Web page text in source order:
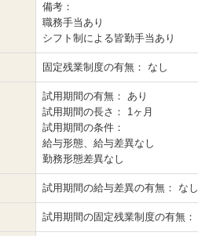
備考：
職務手当あり
シフト制による皆勤手当あり
固定残業制度の有無： なし
試用期間の有無： あり
試用期間の長さ： 1ヶ月
試用期間の条件：
給与形態、給与差異なし
勤務形態差異なし
試用期間の給与差異の有無： なし
試用期間の固定残業制度の有無：